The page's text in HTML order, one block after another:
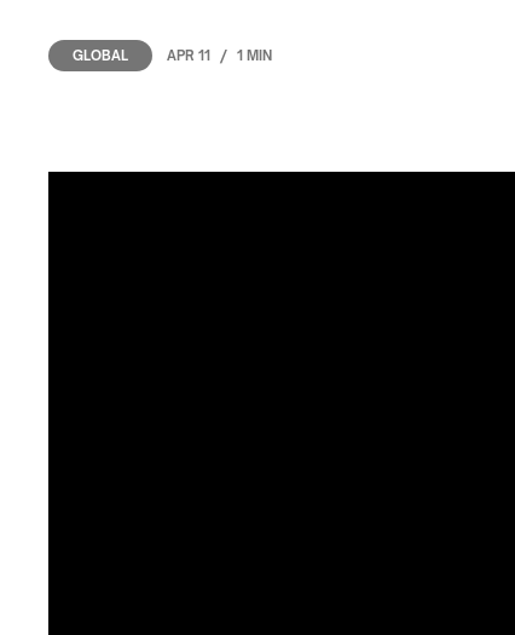
GLOBAL APR 11 / 1 MIN